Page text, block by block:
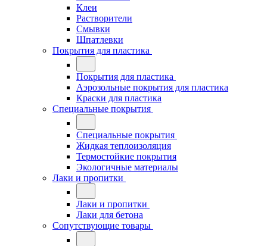
Клеи
Растворители
Смывки
Шпатлевки
Покрытия для пластика
Покрытия для пластика
Аэрозольные покрытия для пластика
Краски для пластика
Специальные покрытия
Специальные покрытия
Жидкая теплоизоляция
Термостойкие покрытия
Экологичные материалы
Лаки и пропитки
Лаки и пропитки
Лаки для бетона
Сопутствующие товары